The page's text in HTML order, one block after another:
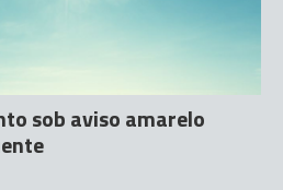
sob aviso amarelo